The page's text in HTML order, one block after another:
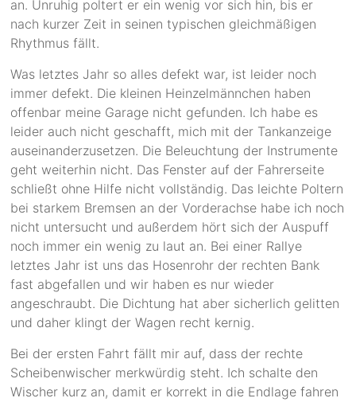
an. Unruhig poltert er ein wenig vor sich hin, bis er
nach kurzer Zeit in seinen typischen gleichmäßigen
Rhythmus fällt.
Was letztes Jahr so alles defekt war, ist leider noch
immer defekt. Die kleinen Heinzelmännchen haben
offenbar meine Garage nicht gefunden. Ich habe es
leider auch nicht geschafft, mich mit der Tankanzeige
auseinanderzusetzen. Die Beleuchtung der Instrumente
geht weiterhin nicht. Das Fenster auf der Fahrerseite
schließt ohne Hilfe nicht vollständig. Das leichte Poltern
bei starkem Bremsen an der Vorderachse habe ich noch
nicht untersucht und außerdem hört sich der Auspuff
noch immer ein wenig zu laut an. Bei einer Rallye
letztes Jahr ist uns das Hosenrohr der rechten Bank
fast abgefallen und wir haben es nur wieder
angeschraubt. Die Dichtung hat aber sicherlich gelitten
und daher klingt der Wagen recht kernig.
Bei der ersten Fahrt fällt mir auf, dass der rechte
Scheibenwischer merkwürdig steht. Ich schalte den
Wischer kurz an, damit er korrekt in die Endlage fahren